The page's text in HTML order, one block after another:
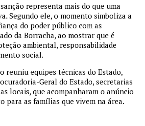
representa mais do que uma
Segundo ele, o momento simboliza a
do poder público com as
da Borracha, ao mostrar que é
ambiental, responsabilidade
social.
reuniu equipes técnicas do Estado,
Geral do Estado, secretarias
locais, que acompanharam o anúncio
para as famílias que vivem na área.